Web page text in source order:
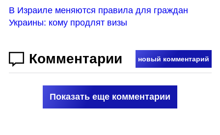
В Израиле меняются правила для граждан
Украины: кому продлят визы
Комментарии новый комментарий
Показать еще комментарии